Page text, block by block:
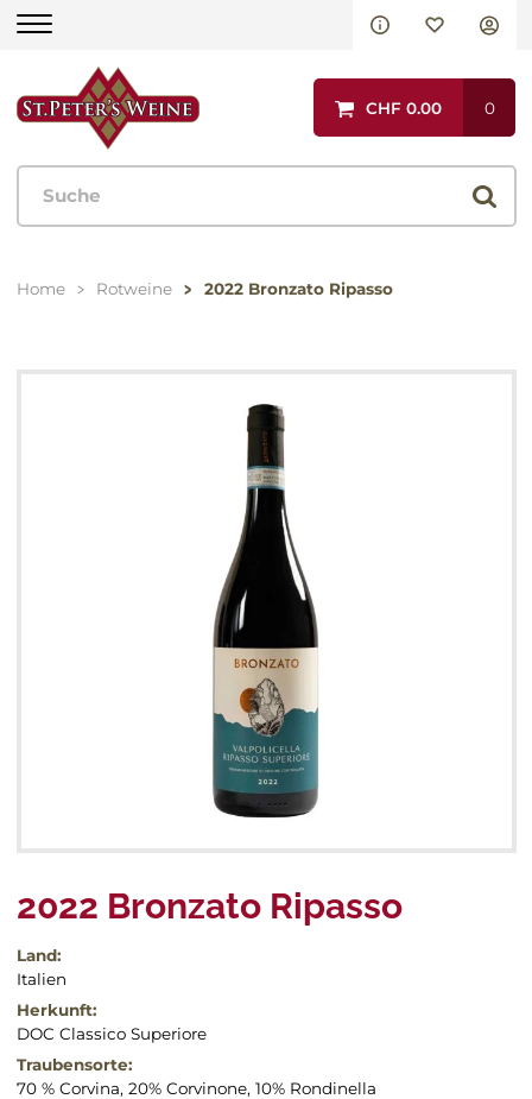
CHF 0.00 0
Aktionen
Rotweine
Italien
Portugal
Events & Messen
Home Rotweine 2022 Bronzato Ripasso
2022 Bronzato Ripasso
Land:
Italien
Herkunft:
DOC Classico Superiore
Traubensorte:
70 % Corvina, 20% Corvinone, 10% Rondinella